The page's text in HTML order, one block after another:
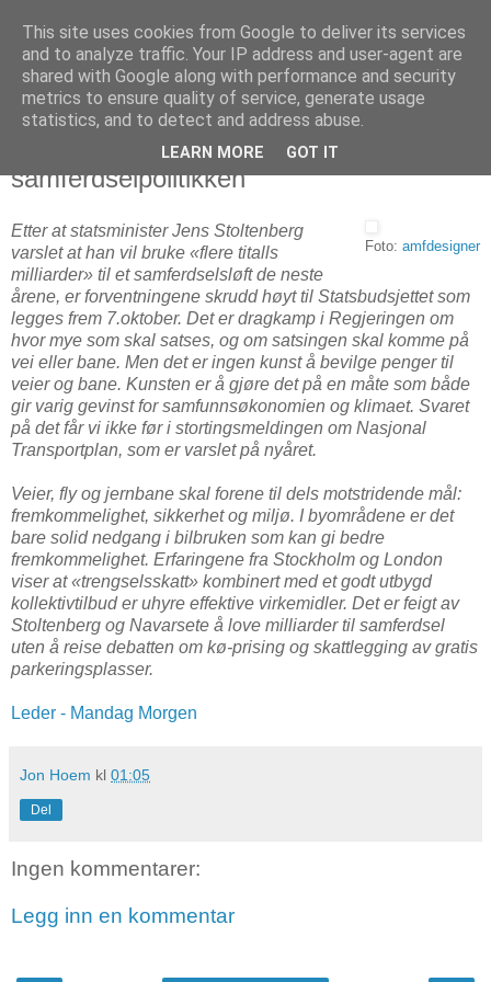
Arkitektur & Miljøteknologi
29 september 2008
Behov for nye grep i
samferdselpolitikken
Foto: amfdesigner
Etter at statsminister Jens Stoltenberg
varslet at han vil bruke «flere titalls
milliarder» til et samferdselsløft de neste
årene, er forventningene skrudd høyt til Statsbudsjettet som
legges frem 7.oktober. Det er dragkamp i Regjeringen om
hvor mye som skal satses, og om satsingen skal komme på
vei eller bane. Men det er ingen kunst å bevilge penger til
veier og bane. Kunsten er å gjøre det på en måte som både
gir varig gevinst for samfunnsøkonomien og klimaet. Svaret
på det får vi ikke før i stortingsmeldingen om Nasjonal
Transportplan, som er varslet på nyåret.
Veier, fly og jernbane skal forene til dels motstridende mål:
fremkommelighet, sikkerhet og miljø. I byområdene er det
bare solid nedgang i bilbruken som kan gi bedre
fremkommelighet. Erfaringene fra Stockholm og London
viser at «trengselsskatt» kombinert med et godt utbygd
kollektivtilbud er uhyre effektive virkemidler. Det er feigt av
Stoltenberg og Navarsete å love milliarder til samferdsel
uten å reise debatten om kø-prising og skattlegging av gratis
parkeringsplasser.
Leder - Mandag Morgen
Jon Hoem kl 01:05
Del
Ingen kommentarer:
Legg inn en kommentar
This site uses cookies from Google to deliver its services
and to analyze traffic. Your IP address and user-agent are
shared with Google along with performance and security
metrics to ensure quality of service, generate usage
statistics, and to detect and address abuse.
LEARN MORE GOT IT